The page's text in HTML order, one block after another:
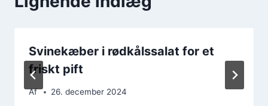
Svinekæber i rødkålssalat for et
friskt pift
Af 26. december 2024